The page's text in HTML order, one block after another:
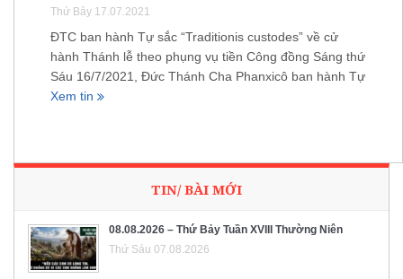
Thứ Bảy 17.07.2021
ĐTC ban hành Tự sắc “Traditionis custodes” về cử
hành Thánh lễ theo phụng vụ tiền Công đồng Sáng thứ
Sáu 16/7/2021, Đức Thánh Cha Phanxicô ban hành Tự
Xem tin
TIN/ BÀI MỚI
08.08.2026 – Thứ Bảy Tuần XVIII Thường Niên
Thứ Sáu 07.08.2026